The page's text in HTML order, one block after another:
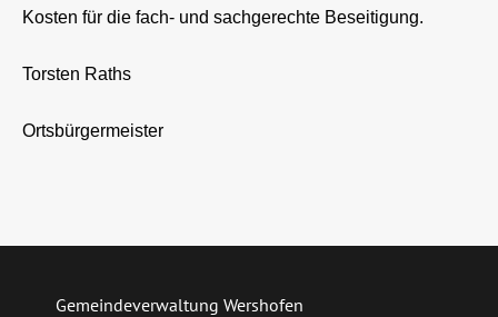
Kosten für die fach- und sachgerechte Beseitigung.
Torsten Raths
Ortsbürgermeister
Gemeindeverwaltung Wershofen